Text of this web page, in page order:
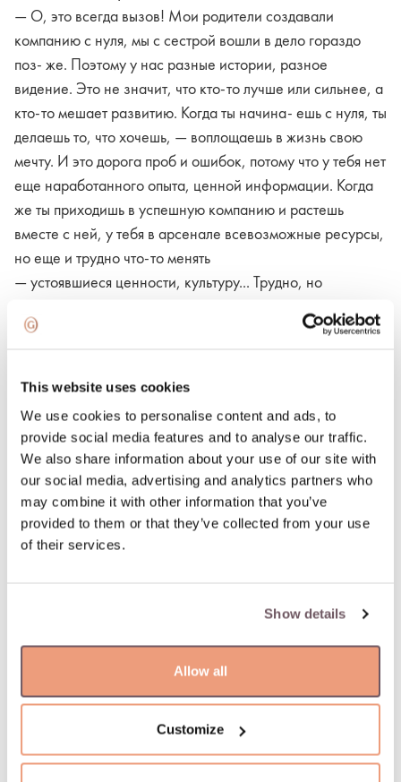
This website uses cookies
We use cookies to personalise content and ads, to
provide social media features and to analyse our traffic.
We also share information about your use of our site with
our social media, advertising and analytics partners who
may combine it with other information that you’ve
provided to them or that they’ve collected from your use
of their services.
Show details
Allow all
Customize
— О, это всегда вызов! Мои родители создавали
компанию с нуля, мы с сестрой вошли в дело гораздо
поз- же. Поэтому у нас разные истории, разное
видение. Это не значит, что кто-то лучше или сильнее, а
кто-то мешает развитию. Когда ты начина- ешь с нуля, ты
делаешь то, что хочешь, — воплощаешь в жизнь свою
мечту. И это дорога проб и ошибок, потому что у тебя нет
еще наработанного опыта, ценной информации. Когда
же ты приходишь в успешную компанию и растешь
вместе с ней, у тебя в арсенале всевозможные ресурсы,
но еще и трудно что-то менять
— устоявшиеся ценности, культуру... Трудно, но
Сегодня именно Альберто — главный генератор идей
деловых поездках и частных путешествиях по всему
строения. «Это может быть мост или небоскреб.
Оказываясь в новой стране, исследуя новый город, я
могу наткнуться на какую-то совершенно сумасшедшую
постройку. И когда передо мной такое уникальное
сооружение, я просто делаю снимок на айфон,
возвращаюсь домой, пока- зываю своим дизайнерам, и
— У нас также налажены тесные связи с автоиндустрией
и успешные коллаборации с автобрендами —
немецкими и итальянскими, например, с Ferrari. И,
наконец, люди. Встречи и общение с ними — это мой
Wearable technology: юВЕЛИРНЫЕ